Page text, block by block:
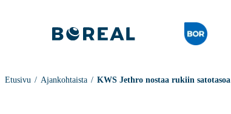
Etusivu Ajankohtaista KWS Jethro nostaa rukiin satotasoa